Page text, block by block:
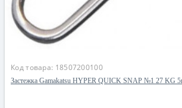
Код товара: 18507200100
Застежка Gamakatsu HYPER QUICK SNAP №1 27 KG